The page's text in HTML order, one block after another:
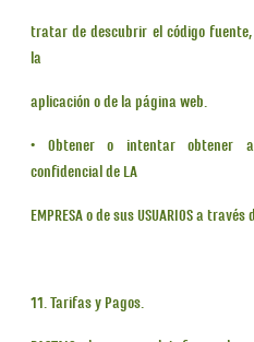
tratar de descubrir el código
la
aplicación o de la página web.
• Obtener o intentar obtener
confidencial de LA
EMPRESA o de sus USUARIOS a
11. Tarifas y Pagos.